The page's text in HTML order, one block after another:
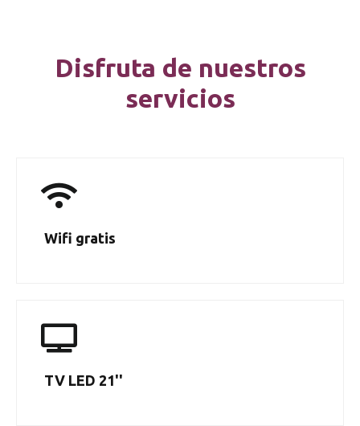
Disfruta de nuestros
servicios
Wifi gratis
TV LED 21''